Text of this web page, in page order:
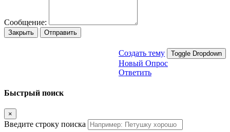
Сообщение:
Закрыть Отправить
Создать тему Toggle Dropdown
Новый Опрос
Ответить
Быстрый поиск
×
Введите строку поиска